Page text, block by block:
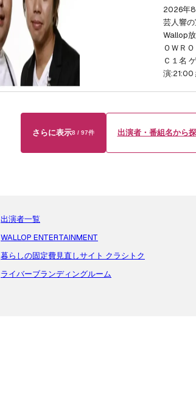
2026年
芸人響
Wallop
ＯＷＲ
Ｃ１名
演:21:00
さらに表示8/ 97件 出演者・番組名から
出演者一覧
WALLOP ENTERTAINMENT
暮らしの固定費見直しサイト クラシトク
ライバーブランディングルーム